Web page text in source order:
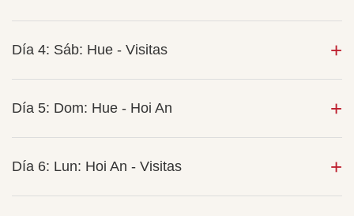
Día 4: Sáb: Hue - Visitas
Día 5: Dom: Hue - Hoi An
Día 6: Lun: Hoi An - Visitas